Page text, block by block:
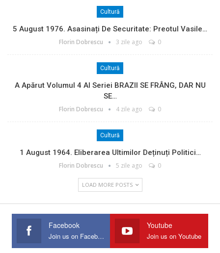
Cultură
5 August 1976. Asasinați De Securitate: Preotul Vasile…
Florin Dobrescu 3 zile ago 0
Cultură
A Apărut Volumul 4 Al Seriei BRAZII SE FRÂNG, DAR NU
SE…
Florin Dobrescu 4 zile ago 0
Cultură
1 August 1964. Eliberarea Ultimilor Deținuți Politici…
Florin Dobrescu 5 zile ago 0
LOAD MORE POSTS
Facebook
Join us on Facebook
Youtube
Join us on Youtube